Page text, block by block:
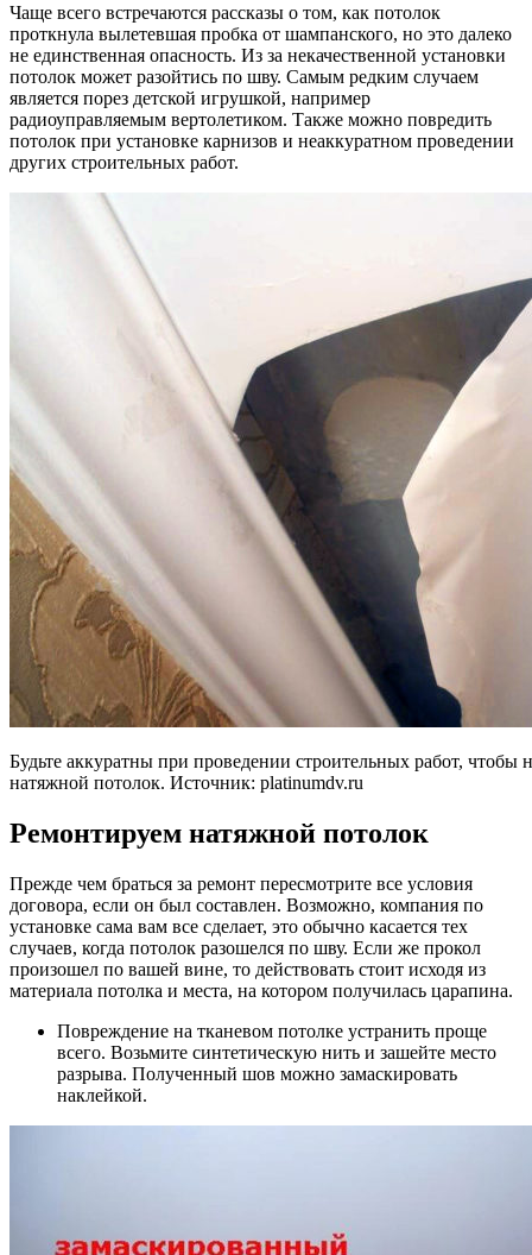
Чаще всего встречаются рассказы о том, как потолок
проткнула вылетевшая пробка от шампанского, но это далеко
не единственная опасность. Из за некачественной установки
потолок может разойтись по шву. Самым редким случаем
является порез детской игрушкой, например
радиоуправляемым вертолетиком. Также можно повредить
потолок при установке карнизов и неаккуратном проведении
других строительных работ.
Будьте аккуратны при проведении строительных работ, чтобы
натяжной потолок. Источник: platinumdv.ru
Ремонтируем натяжной потолок
Прежде чем браться за ремонт пересмотрите все условия
договора, если он был составлен. Возможно, компания по
установке сама вам все сделает, это обычно касается тех
случаев, когда потолок разошелся по шву. Если же прокол
произошел по вашей вине, то действовать стоит исходя из
материала потолка и места, на котором получилась царапина.
Повреждение на тканевом потолке устранить проще
всего. Возьмите синтетическую нить и зашейте место
разрыва. Полученный шов можно замаскировать
наклейкой.